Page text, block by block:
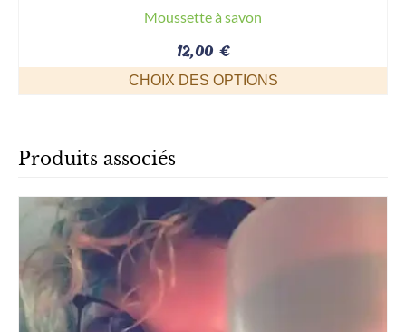
Moussette à savon
12,00 €
CHOIX DES OPTIONS
Les
options
peuvent
Produits associés